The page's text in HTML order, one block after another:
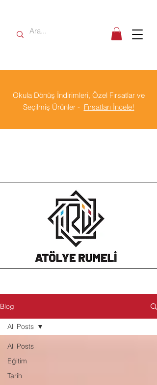
Okula Dönüş İndirimleri, Özel Fırsatlar ve
Seçilmiş Ürünler - Fırsatları İncele!
Blog
All Posts
Eğitim
Tarih
All Posts